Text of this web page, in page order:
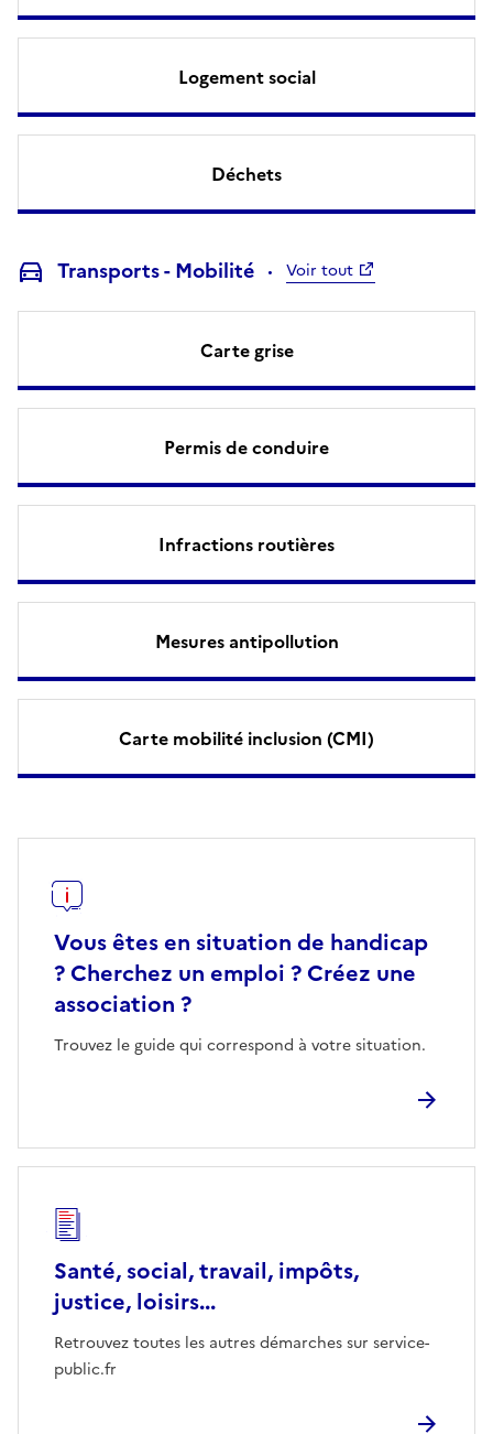
Logement social
Déchets
Transports - Mobilité Voir tout
Carte grise
Permis de conduire
Infractions routières
Mesures antipollution
Carte mobilité inclusion (CMI)
Vous êtes en situation de handicap
? Cherchez un emploi ? Créez une
association ?
Trouvez le guide qui correspond à votre situation.
Santé, social, travail, impôts,
justice, loisirs...
Retrouvez toutes les autres démarches sur service-
public.fr